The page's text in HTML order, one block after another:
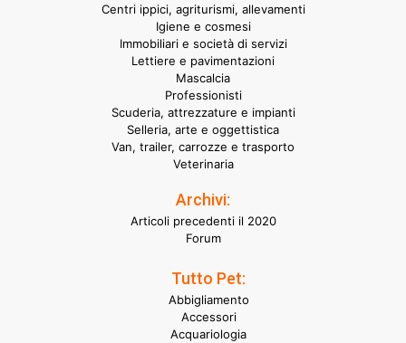
Centri ippici, agriturismi, allevamenti
Igiene e cosmesi
Immobiliari e società di servizi
Lettiere e pavimentazioni
Mascalcia
Professionisti
Scuderia, attrezzature e impianti
Selleria, arte e oggettistica
Van, trailer, carrozze e trasporto
Veterinaria
Archivi:
Articoli precedenti il 2020
Forum
Tutto Pet:
Abbigliamento
Accessori
Acquariologia